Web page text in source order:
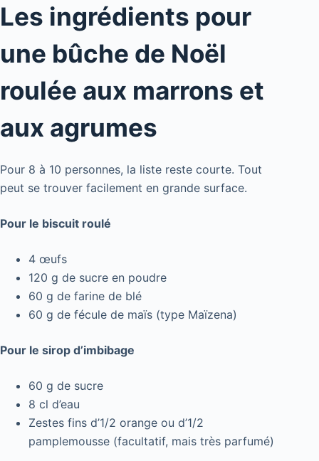
Les ingrédients pour
une bûche de Noël
roulée aux marrons et
aux agrumes
Pour 8 à 10 personnes, la liste reste courte. Tout
peut se trouver facilement en grande surface.
Pour le biscuit roulé
4 œufs
120 g de sucre en poudre
60 g de farine de blé
60 g de fécule de maïs (type Maïzena)
Pour le sirop d’imbibage
60 g de sucre
8 cl d’eau
Zestes fins d’1/2 orange ou d’1/2
pamplemousse (facultatif, mais très parfumé)